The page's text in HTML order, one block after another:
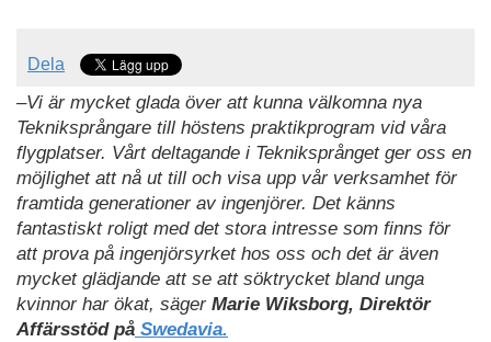
Dela
–Vi är mycket glada över att kunna välkomna nya
Tekniksprångare till höstens praktikprogram vid våra
flygplatser. Vårt deltagande i Tekniksprånget ger oss en
möjlighet att nå ut till och visa upp vår verksamhet för
framtida generationer av ingenjörer. Det känns
fantastiskt roligt med det stora intresse som finns för
att prova på ingenjörsyrket hos oss och det är även
mycket glädjande att se att söktrycket bland unga
kvinnor har ökat, säger Marie Wiksborg, Direktör
Affärsstöd på Swedavia.